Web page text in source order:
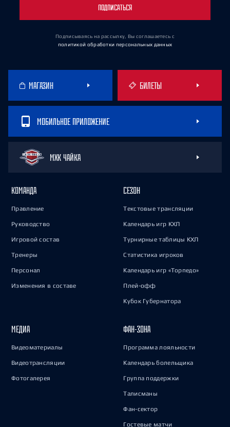
ПОДПИСАТЬСЯ
Подписываясь на рассылку, Вы соглашаетесь с
политикой обработки персональных данных
МАГАЗИН БИЛЕТЫ
МОБИЛЬНОЕ ПРИЛОЖЕНИЕ
МХК ЧАЙКА
КОМАНДА
Правление
Руководство
Игровой состав
Тренеры
Персонал
Изменения в составе
СЕЗОН
Текстовые трансляции
Календарь игр КХЛ
Турнирные таблицы КХЛ
Статистика игроков
Календарь игр «Торпедо»
Плей-офф
Кубок Губернатора
МЕДИА
Видеоматериалы
Видеотрансляции
Фотогалерея
ФАН-ЗОНА
Программа лояльности
Календарь болельщика
Группа поддержки
Талисманы
Фан-сектор
Гостевые матчи